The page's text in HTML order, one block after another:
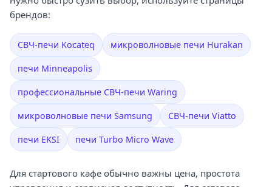
брендов:
СВЧ-печи Kocateq микроволновые печи Hurakan
печи Minneapolis
профессиональные СВЧ-печи Waring
микроволновые печи Samsung СВЧ-печи Viatto
печи EKSI печи Turbo Micro Wave
Для стартового кафе обычно важны цена, простота